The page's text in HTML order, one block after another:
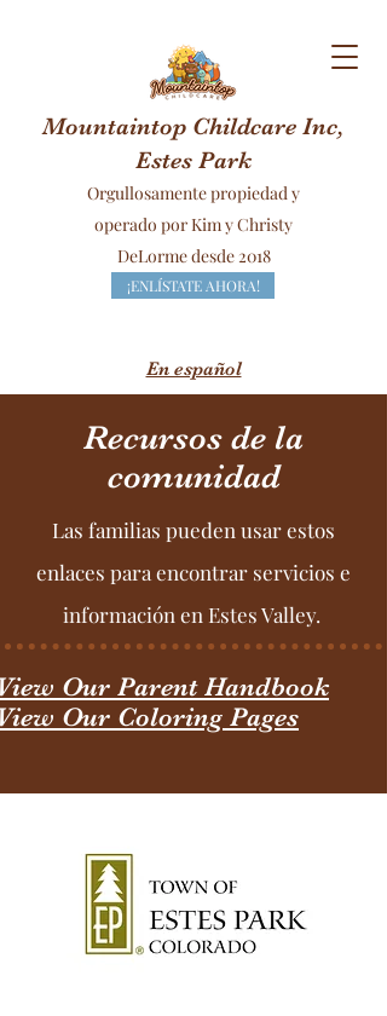
Mountaintop Childcare Inc,
Estes Park
Orgullosamente propiedad y
operado por Kim y Christy
DeLorme desde 2018
¡ENLÍSTATE AHORA!
En español
Recursos de la
comunidad
Las familias pueden usar estos
enlaces para encontrar servicios e
información en Estes Valley.
Our Parent Handbook
Our Coloring Pages